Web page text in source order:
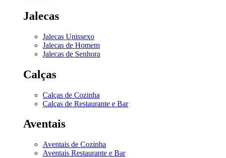
Jalecas
Jalecas Unissexo
Jalecas de Homem
Jalecas de Senhora
Calças
Calças de Cozinha
Calças de Restaurante e Bar
Aventais
Aventais de Cozinha
Aventais Restaurante e Bar